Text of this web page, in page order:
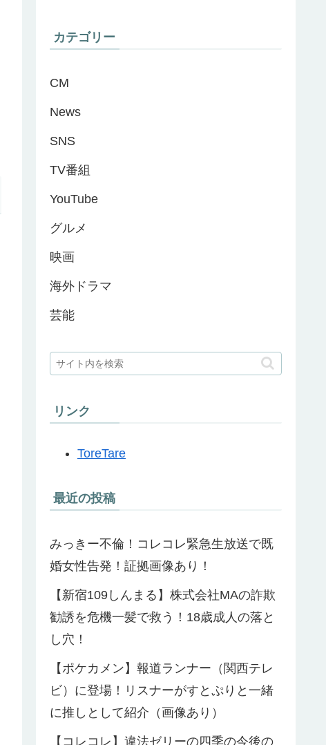
カテゴリー
CM
News
SNS
TV番組
YouTube
グルメ
映画
海外ドラマ
芸能
リンク
ToreTare
最近の投稿
みっきー不倫！コレコレ緊急生放送で既
婚女性告発！証拠画像あり！
【新宿109しんまる】株式会社MAの詐欺
勧誘を危機一髪で救う！18歳成人の落と
し穴！
【ポケカメン】報道ランナー（関西テレ
ビ）に登場！リスナーがすとぷりと一緒
に推しとして紹介（画像あり）
【コレコレ】違法ゼリーの四季の今後の